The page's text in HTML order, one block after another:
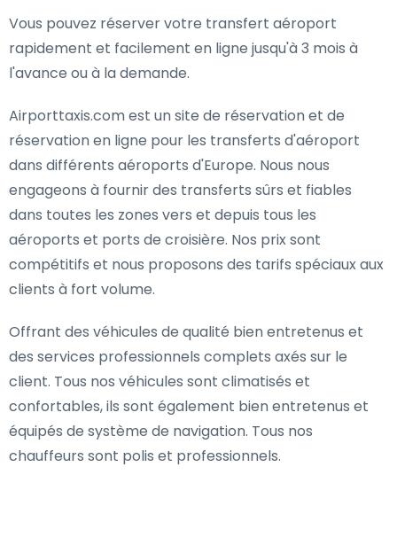
Vous pouvez réserver votre transfert aéroport
rapidement et facilement en ligne jusqu'à 3 mois à
l'avance ou à la demande.
Airporttaxis.com est un site de réservation et de
réservation en ligne pour les transferts d'aéroport
dans différents aéroports d'Europe. Nous nous
engageons à fournir des transferts sûrs et fiables
dans toutes les zones vers et depuis tous les
aéroports et ports de croisière. Nos prix sont
compétitifs et nous proposons des tarifs spéciaux aux
clients à fort volume.
Offrant des véhicules de qualité bien entretenus et
des services professionnels complets axés sur le
client. Tous nos véhicules sont climatisés et
confortables, ils sont également bien entretenus et
équipés de système de navigation. Tous nos
chauffeurs sont polis et professionnels.